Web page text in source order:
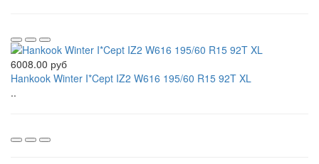
6008.00 руб
Hankook Winter I*Cept IZ2 W616 195/60 R15 92T XL
..